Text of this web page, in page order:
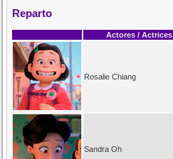
Reparto
Actores / Actrices
Rosalie Chiang
Sandra Oh